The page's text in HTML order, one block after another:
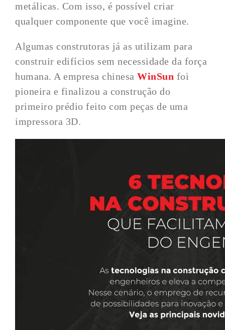
metálicas. Com isso, é possível criar
qualquer componente que você imagine.
Algumas construtoras já as utilizam para
construir edifícios sem necessidade da força
humana. A empresa chinesaWinSun foi
pioneira e finalizou a construção do
primeiro prédio feito com peças de uma
impressora 3D.